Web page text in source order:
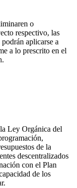
o
respectivo, las
aplicarse a
a lo prescrito en el
Ley Orgánica del
de la
descentralizados
con el Plan
de los